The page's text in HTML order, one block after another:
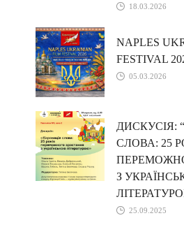
18.03.2026
NAPLES
FESTIVAL
05.03.2026
ДИСКУСІЯ:
СЛОВА: 25
З
25.09.2025